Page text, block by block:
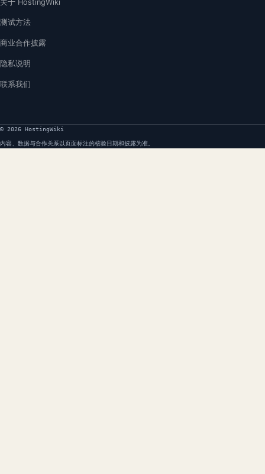
关于 HostingWiki
测试方法
商业合作披露
隐私说明
联系我们
© 2026 HostingWiki
内容、数据与合作关系以页面标注的核验日期和披露为准。